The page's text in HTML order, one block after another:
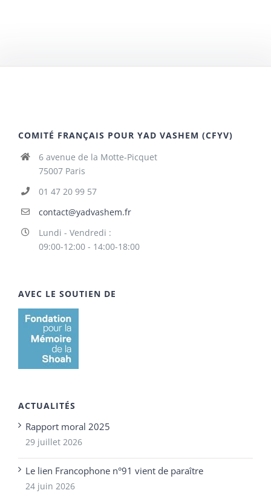
COMITÉ FRANÇAIS POUR YAD VASHEM (CFYV)
6 avenue de la Motte-Picquet
75007 Paris
01 47 20 99 57
contact@yadvashem.fr
Lundi - Vendredi :
09:00-12:00 - 14:00-18:00
AVEC LE SOUTIEN DE
ACTUALITÉS
Rapport moral 2025
29 juillet 2026
Le lien Francophone n°91 vient de paraître
24 juin 2026